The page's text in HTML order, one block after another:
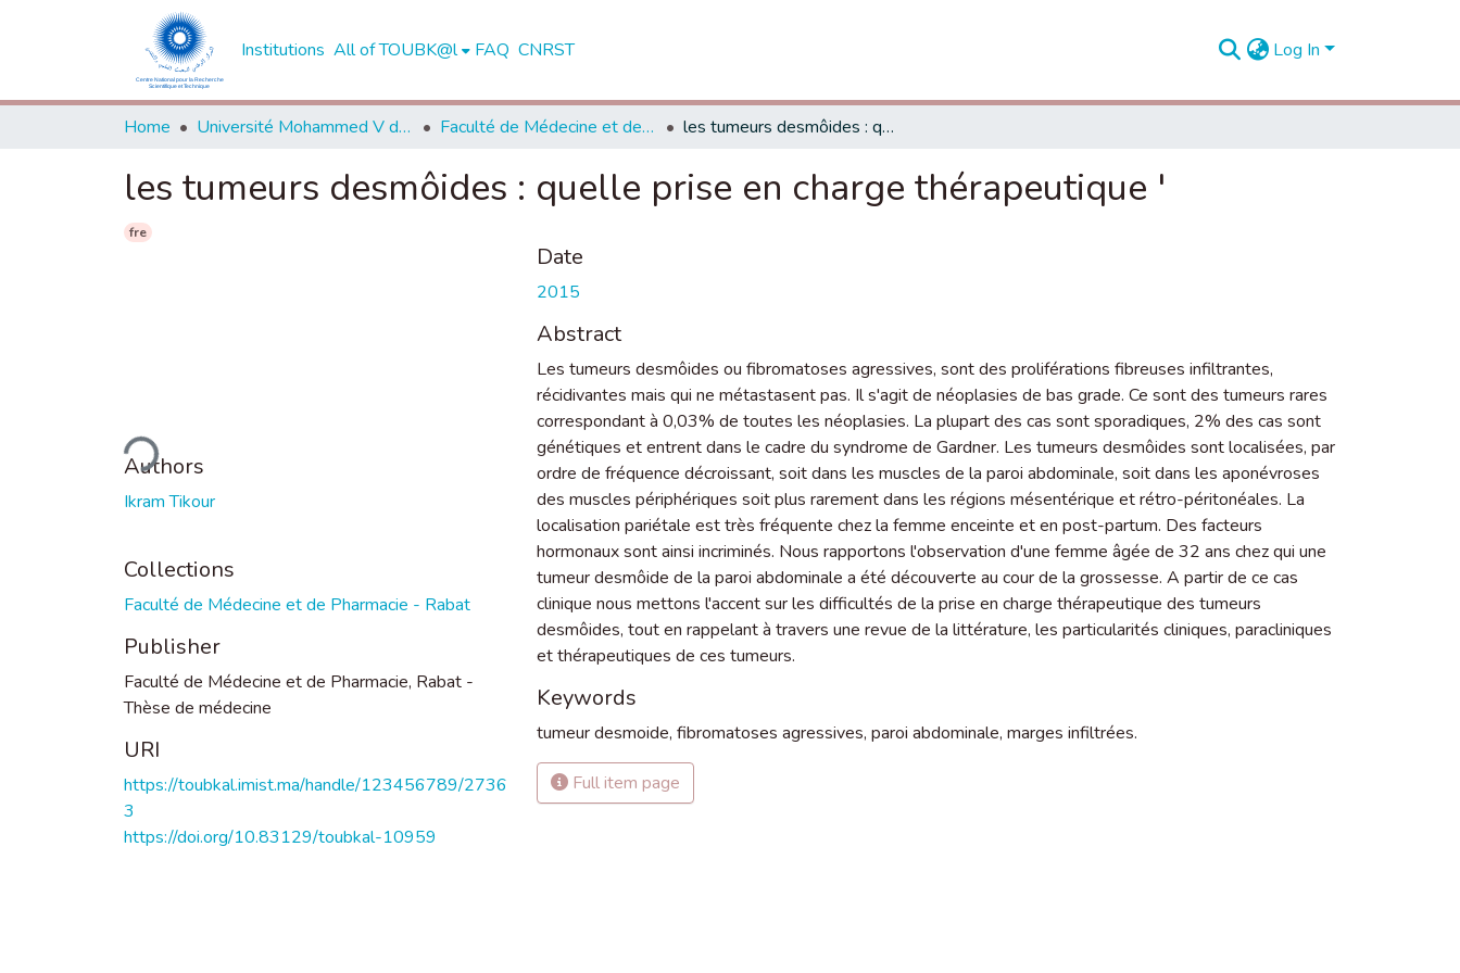
Institutions All of TOUBK@l FAQ CNRST Log In
Home Université Mohammed V de Rabat Faculté de Médecine et de Pharmacie - Rabat les tumeurs desmôides : quelle prise en charge thérapeutique '
les tumeurs desmôides : quelle prise en charge thérapeutique '
fre
Loading...
Authors
Ikram Tikour
Collections
Faculté de Médecine et de Pharmacie - Rabat
Publisher
Faculté de Médecine et de Pharmacie, Rabat -
Thèse de médecine
URI
https://toubkal.imist.ma/handle/123456789/2736
3
https://doi.org/10.83129/toubkal-10959
Date
2015
Abstract
Les tumeurs desmôides ou fibromatoses agressives, sont des proliférations fibreuses infiltrantes,
récidivantes mais qui ne métastasent pas. Il s'agit de néoplasies de bas grade. Ce sont des tumeurs rares
correspondant à 0,03% de toutes les néoplasies. La plupart des cas sont sporadiques, 2% des cas sont
génétiques et entrent dans le cadre du syndrome de Gardner. Les tumeurs desmôides sont localisées, par
ordre de fréquence décroissant, soit dans les muscles de la paroi abdominale, soit dans les aponévroses
des muscles périphériques soit plus rarement dans les régions mésentérique et rétro-péritonéales. La
localisation pariétale est très fréquente chez la femme enceinte et en post-partum. Des facteurs
hormonaux sont ainsi incriminés. Nous rapportons l'observation d'une femme âgée de 32 ans chez qui une
tumeur desmôide de la paroi abdominale a été découverte au cour de la grossesse. A partir de ce cas
clinique nous mettons l'accent sur les difficultés de la prise en charge thérapeutique des tumeurs
desmôides, tout en rappelant à travers une revue de la littérature, les particularités cliniques, paracliniques
et thérapeutiques de ces tumeurs.
Keywords
tumeur desmoide, fibromatoses agressives, paroi abdominale, marges infiltrées.
Full item page